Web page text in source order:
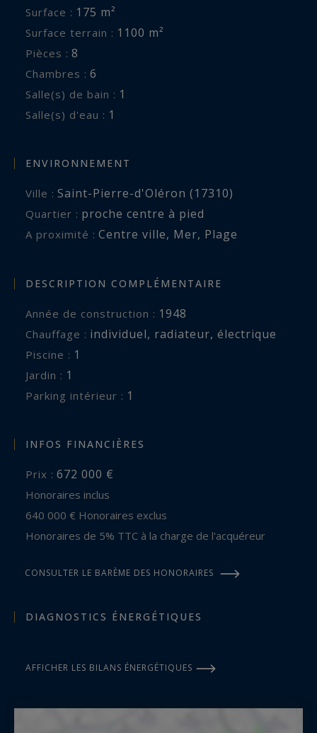
Surface : 175 m²
Surface terrain : 1100 m²
Pièces : 8
Chambres : 6
Salle(s) de bain : 1
Salle(s) d'eau : 1
ENVIRONNEMENT
Ville : Saint-Pierre-d'Oléron (17310)
Quartier : proche centre à pied
A proximité : Centre ville, Mer, Plage
DESCRIPTION COMPLÉMENTAIRE
Année de construction : 1948
Chauffage : individuel, radiateur, électrique
piscine : 1
jardin : 1
parking intérieur : 1
INFOS FINANCIÈRES
Prix : 672 000 €
Honoraires inclus
640 000 € Honoraires exclus
Honoraires de 5% TTC à la charge de l'acquéreur
CONSULTER LE BARÈME DES HONORAIRES
DIAGNOSTICS ÉNERGÉTIQUES
AFFICHER LES BILANS ÉNERGÉTIQUES